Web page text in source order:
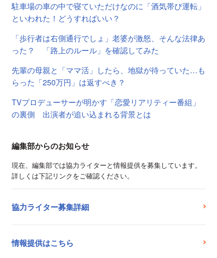
駐車場の車の中で寝ていただけなのに「酒気帯び運転」
といわれた！どうすればいい？
「歩行者は右側通行でしょ」老婆が激怒、そんな法律あ
った？ 「路上のルール」を確認してみた
先輩の母親と「ママ活」したら、地獄が待っていた…も
らった「250万円」は返すべき？
TVプロデューサーが明かす「恋愛リアリティー番組」
の裏側 出演者が追い込まれる背景とは
編集部からのお知らせ
現在、編集部では協力ライターと情報提供を募集しています。
詳しくは下記リンクをご確認ください。
協力ライター募集詳細
情報提供はこちら